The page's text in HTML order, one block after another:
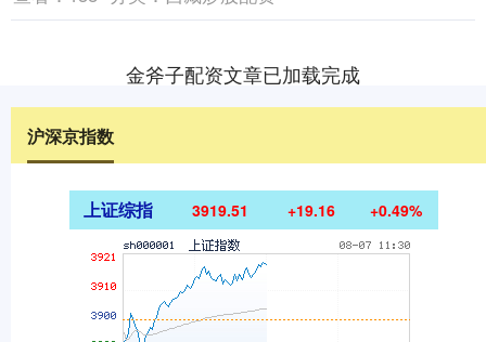
金斧子配资文章已加载完成
沪深京指数
上证综指 3919.51 +19.16 +0.49%